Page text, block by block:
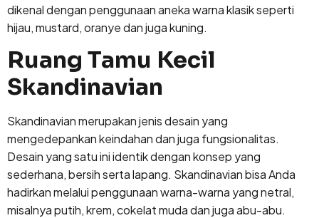
dikenal dengan penggunaan aneka warna klasik seperti
hijau, mustard, oranye dan juga kuning.
Ruang Tamu Kecil
Skandinavian
Skandinavian merupakan jenis desain yang
mengedepankan keindahan dan juga fungsionalitas.
Desain yang satu ini identik dengan konsep yang
sederhana, bersih serta lapang. Skandinavian bisa Anda
hadirkan melalui penggunaan warna-warna yang netral,
misalnya putih, krem, cokelat muda dan juga abu-abu.